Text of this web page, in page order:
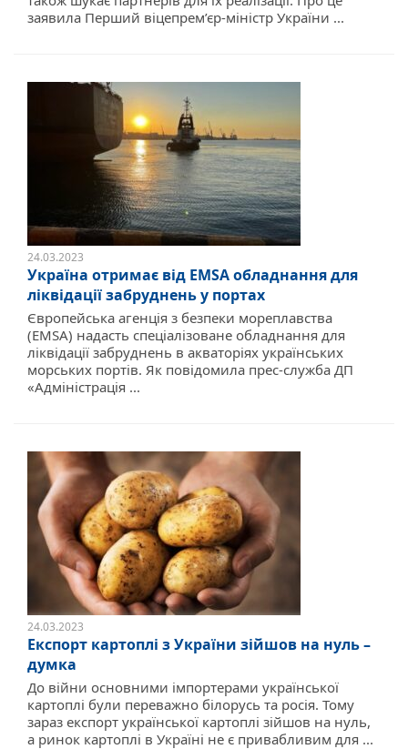
заявила Перший віцепрем’єр-міністр України ...
24.03.2023
Україна отримає від EMSA обладнання для
ліквідації забруднень у портах
Європейська агенція з безпеки мореплавства
(EMSA) надасть спеціалізоване обладнання для
ліквідації забруднень в акваторіях українських
морських портів. Як повідомила прес-служба ДП
«Адміністрація ...
24.03.2023
Експорт картоплі з України зійшов на нуль –
думка
До війни основними імпортерами української
картоплі були переважно білорусь та росія. Тому
зараз експорт української картоплі зійшов на нуль,
а ринок картоплі в Україні не є привабливим для ...